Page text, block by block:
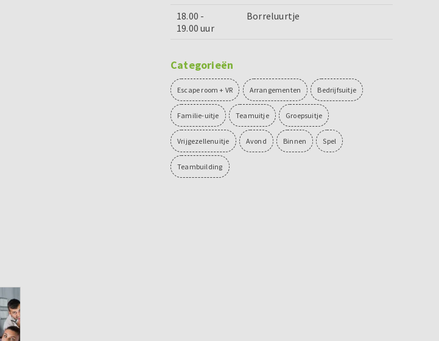
18.00 -
19.00 uur
Borreluurtje
Categorieën
Escape room + VR Arrangementen Bedrijfsuitje
Familie-uitje Teamuitje Groepsuitje
Vrijgezellenuitje Avond Binnen Spel
Teambuilding